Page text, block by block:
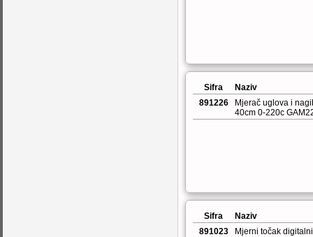
Sifra
Naziv
891226
Mjerač uglova i
40cm 0-220c
Sifra
Naziv
891023
Mjerni točak